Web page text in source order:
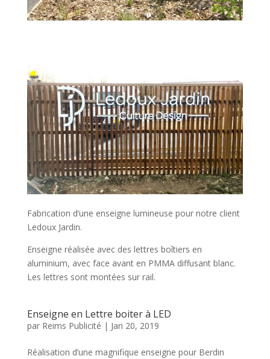
Fabrication d’une enseigne lumineuse pour notre client
Ledoux Jardin.
Enseigne réalisée avec des lettres boîtiers en
aluminium, avec face avant en PMMA diffusant blanc.
Les lettres sont montées sur rail.
Enseigne en Lettre boiter à LED
par Reims Publicité | Jan 20, 2019
Réalisation d’une magnifique enseigne pour Berdin